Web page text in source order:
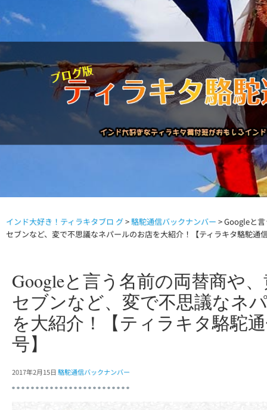
駱駝通信バックナンバー インドが大好き!! 商品につ
インド大好き！ティラキタブロ グ>駱駝通信バックナンバー >Googleと
セブンなど、変で不思議なネパールのお店を大紹介！【ティラキタ駱駝通
Googleと言う名前の両替商や
セブンなど、変で不思議なネ
を大紹介！【ティラキタ駱駝
号】
2017年2月15日駱駝通信バックナンバー